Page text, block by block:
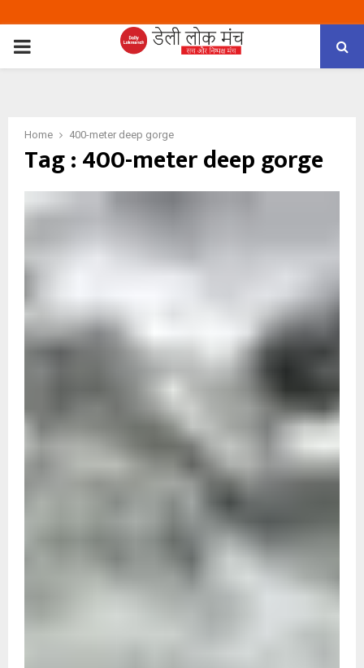
PRIMARY
Home 400-meter deep gorge
Tag : 400-meter deep gorge